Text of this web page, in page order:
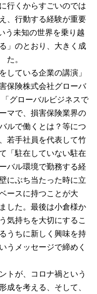
行くからすごいのでは
、行動する経験が重要
う未知の世界を乗り越
」のとおり、大きく成
た。
ている企業の講演」
保険株式会社グローバ
グローバルビジネスで
マで、損害保険業界の
ルで働くとは？等につ
若手社員を代表して竹
「駐在していない駐在
バル環境で勤務する経
にぶち当たった時に立
ースに持つことが大
した。最後は小倉様か
気持ちを大切にするこ
うちに新しく興味を持
うメッセージで締めく
トが、コロナ禍という
成を考える、そして、